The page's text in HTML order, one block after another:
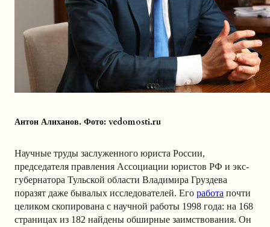
Антон Алиханов. Фото: vedomosti.ru
Научные труды заслуженного юриста России,
председателя правления Ассоциации юристов РФ и экс-
губернатора Тульской области Владимира Груздева
поразят даже бывалых исследователей. Его работа почти
целиком скопирована с научной работы 1998 года: на 168
страницах из 182 найдены обширные заимствования. Он